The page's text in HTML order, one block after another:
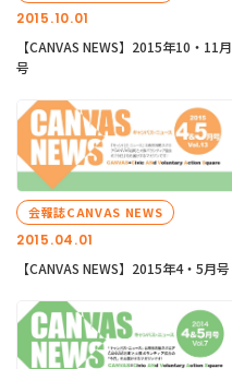
2015.10.01
【CANVAS NEWS】2015年10・11月
号
2015.04.01
会報誌CANVAS NEWS
【CANVAS NEWS】2015年4・5月号